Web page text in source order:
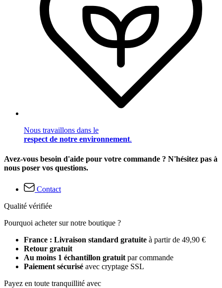
Nous travaillons dans le
respect de notre environnement.
Avez-vous besoin d'aide pour votre commande ? N'hésitez pas à
nous poser vos questions.
Contact
Qualité vérifiée
Pourquoi acheter sur notre boutique ?
France : Livraison standard gratuite à partir de 49,90 €
Retour gratuit
Au moins 1 échantillon gratuit par commande
Paiement sécurisé avec cryptage SSL
Payez en toute tranquillité avec